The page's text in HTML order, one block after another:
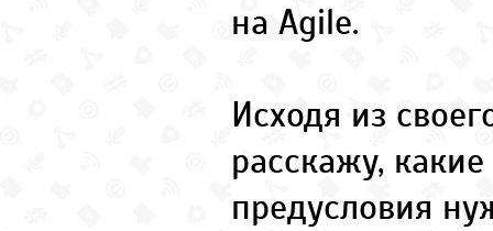
на Agile.
Исходя из
расскажу,
предусловия